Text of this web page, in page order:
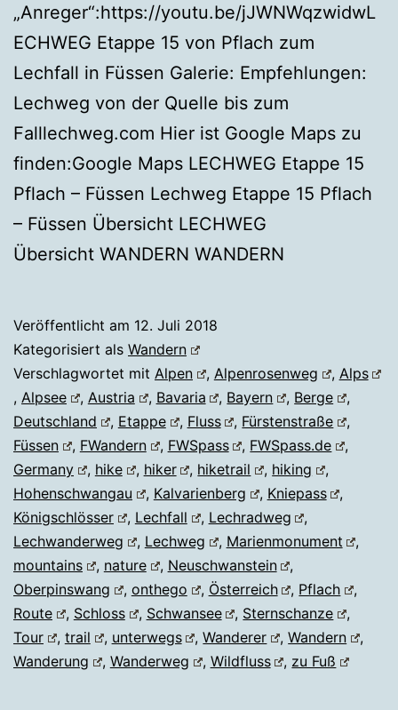
„Anreger“:https://youtu.be/jJWNWqzwidwL
ECHWEG Etappe 15 von Pflach zum
Lechfall in Füssen Galerie: Empfehlungen:
Lechweg von der Quelle bis zum
Falllechweg.com Hier ist Google Maps zu
finden:Google Maps LECHWEG Etappe 15
Pflach – Füssen Lechweg Etappe 15 Pflach
– Füssen Übersicht LECHWEG
Übersicht WANDERN WANDERN
Veröffentlicht am 12. Juli 2018
Kategorisiert als Wandern
Verschlagwortet mit Alpen , Alpenrosenweg , Alps
, Alpsee , Austria , Bavaria , Bayern , Berge
,
Deutschland
, Etappe , Fluss , Fürstenstraße
,
Füssen
, FWandern , FWSpass , FWSpass.de
,
Germany
, hike , hiker , hiketrail , hiking
,
Hohenschwangau
, Kalvarienberg , Kniepass
,
Königschlösser
, Lechfall , Lechradweg
,
Lechwanderweg
, Lechweg , Marienmonument
,
mountains
, nature , Neuschwanstein
,
Oberpinswang
, onthego , Österreich , Pflach
,
Route
, Schloss , Schwansee , Sternschanze
,
Tour
, trail , unterwegs ,Wanderer ,Wandern
,
Wanderung
, Wanderweg , Wildfluss , zu Fuß